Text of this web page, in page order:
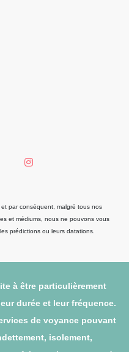
par conséquent, malgré tous nos
et médiums, nous ne pouvons vous
prédictions ou leurs datations.
à être particulièrement
durée et leur fréquence.
de voyance pouvant
isolement,